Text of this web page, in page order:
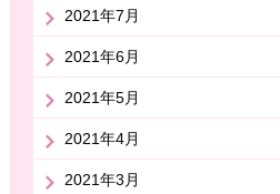
2021年7月
2021年6月
2021年5月
2021年4月
2021年3月